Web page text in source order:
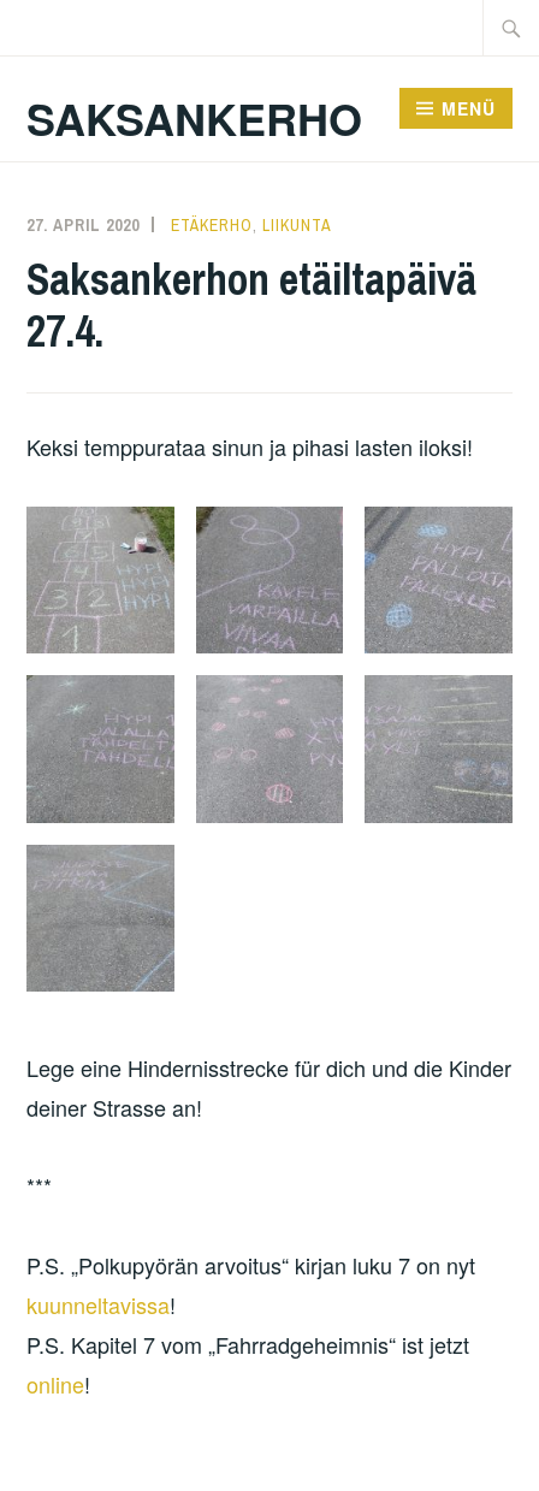
Suche
SAKSANKERHO MENÜ
27. APRIL 2020 KAREN
ETÄKERHO ,LIIKUNTA
Saksankerhon etäiltapäivä
27.4.
Keksi temppurataa sinun ja pihasi lasten iloksi!
Lege eine Hindernisstrecke für dich und die Kinder
deiner Strasse an!
***
P.S. „Polkupyörän arvoitus“ kirjan luku 7 on nyt
kuunneltavissa!
P.S. Kapitel 7 vom „Fahrradgeheimnis“ ist jetzt
online!